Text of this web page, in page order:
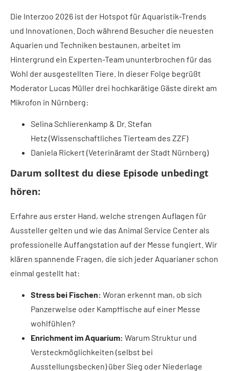
Die Interzoo 2026 ist der Hotspot für Aquaristik-Trends
und Innovationen. Doch während Besucher die neuesten
Aquarien und Techniken bestaunen, arbeitet im
Hintergrund ein Experten-Team ununterbrochen für das
Wohl der ausgestellten Tiere. In dieser Folge begrüßt
Moderator Lucas Müller drei hochkarätige Gäste direkt am
Mikrofon in Nürnberg:
Selina Schlierenkamp & Dr. Stefan
Hetz (Wissenschaftliches Tierteam des ZZF)
Daniela Rickert (Veterinäramt der Stadt Nürnberg)
Darum solltest du diese Episode unbedingt
hören:
Erfahre aus erster Hand, welche strengen Auflagen für
Aussteller gelten und wie das Animal Service Center als
professionelle Auffangstation auf der Messe fungiert. Wir
klären spannende Fragen, die sich jeder Aquarianer schon
einmal gestellt hat:
Stress bei Fischen: Woran erkennt man, ob sich
Panzerwelse oder Kampffische auf einer Messe
wohlfühlen?
Enrichment im Aquarium: Warum Struktur und
Versteckmöglichkeiten (selbst bei
Ausstellungsbecken) über Sieg oder Niederlage